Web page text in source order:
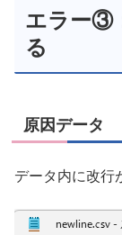
エラー③
る
原因データ
データ内に改行